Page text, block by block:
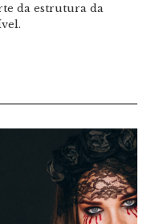
da estrutura da